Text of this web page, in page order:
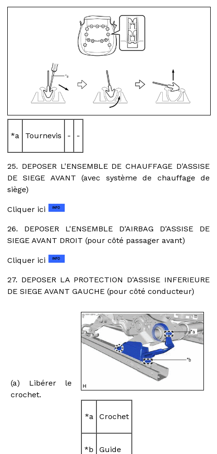
*a Tournevis - -
25. DEPOSER L'ENSEMBLE DE CHAUFFAGE D'ASSISE
DE SIEGE AVANT (avec système de chauffage de
siège)
Cliquer ici
26. DEPOSER L'ENSEMBLE D'AIRBAG D'ASSISE DE
SIEGE AVANT DROIT (pour côté passager avant)
Cliquer ici
27. DEPOSER LA PROTECTION D'ASSISE INFERIEURE
DE SIEGE AVANT GAUCHE (pour côté conducteur)
(a) Libérer le
crochet.
*a Crochet
*b Guide